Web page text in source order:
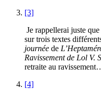
[3]
Je rappellerai juste
sur trois textes
journée de
Ravissement de Lol V.
retraite au
[4]